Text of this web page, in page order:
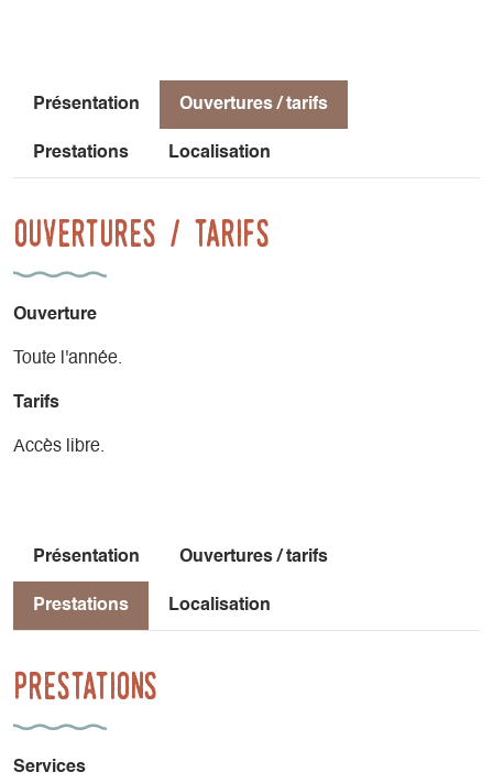
Vérifiez les poinçons…et c’est gagné !
Présentation Ouvertures / tarifs
Prestations Localisation
Ouvertures / tarifs
Ouverture
Toute l'année.
Tarifs
Accès libre.
Présentation Ouvertures / tarifs
Prestations Localisation
Prestations
Services